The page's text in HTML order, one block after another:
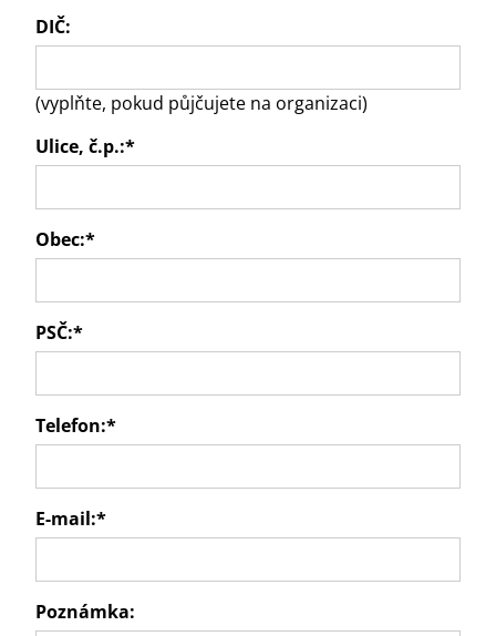
DIČ:
(vyplňte, pokud půjčujete na organizaci)
Ulice, č.p.:*
Obec:*
PSČ:*
Telefon:*
E-mail:*
Poznámka: